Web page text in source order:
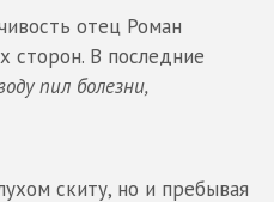
отец Роман
сторон. В последние
пил болезни,
скиту, но и пребывая